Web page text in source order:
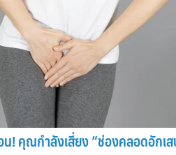
! คุณกำลังเสี่ยง “ช่องคลอดอักเ